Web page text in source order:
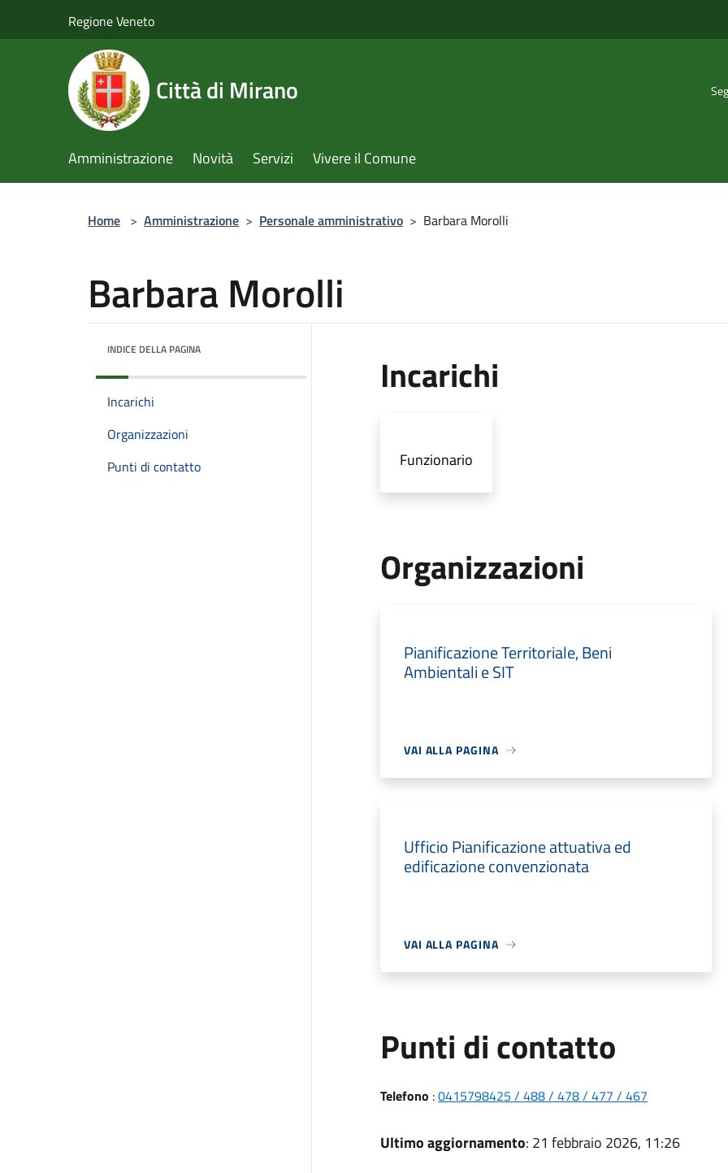
Regione Veneto
Città di Mirano
Amministrazione Novità Servizi Vivere il Comune
Home > Amministrazione > Personale amministrativo > Barbara Morolli
Barbara Morolli
INDICE DELLA PAGINA
Incarichi
Organizzazioni
Punti di contatto
Incarichi
Funzionario
Organizzazioni
Pianificazione Territoriale, Beni
Ambientali e SIT
VAI ALLA PAGINA
Ufficio Pianificazione attuativa ed
edificazione convenzionata
VAI ALLA PAGINA
Punti di contatto
Telefono :0415798425 / 488 / 478 / 477 / 467
Ultimo aggiornamento: 21 febbraio 2026, 11:26